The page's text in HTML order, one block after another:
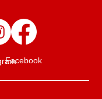
Facebook